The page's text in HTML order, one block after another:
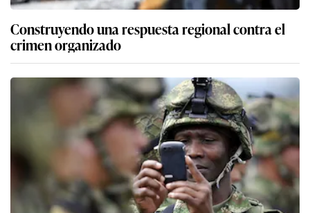
Construyendo una respuesta regional contra el
crimen organizado